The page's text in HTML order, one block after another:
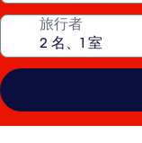
旅行者